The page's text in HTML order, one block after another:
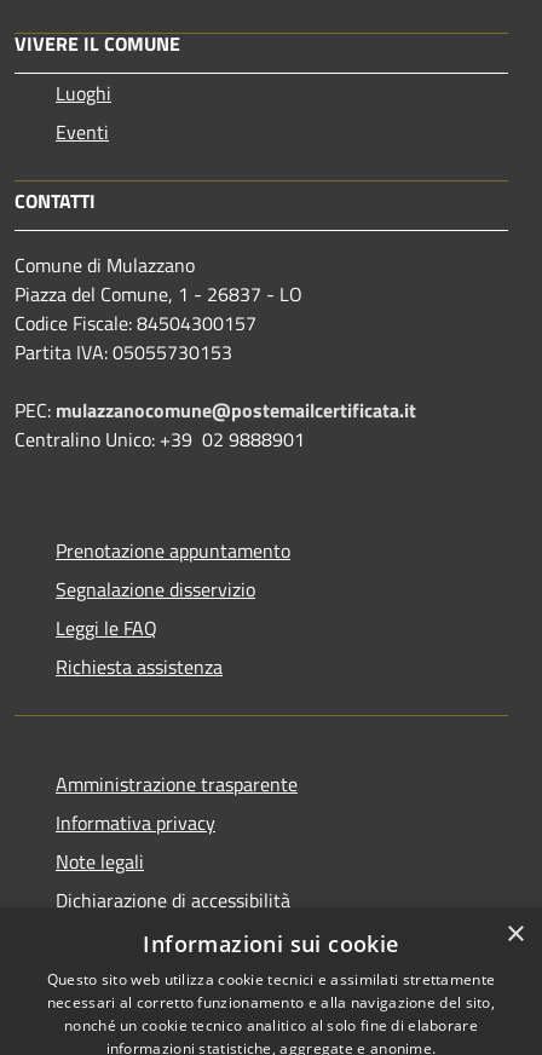
VIVERE IL COMUNE
Luoghi
Eventi
CONTATTI
Comune di Mulazzano
Piazza del Comune, 1 - 26837 - LO
Codice Fiscale: 84504300157
Partita IVA: 05055730153
PEC: mulazzanocomune@postemailcertificata.it
Centralino Unico: +39 02 9888901
Prenotazione appuntamento
Segnalazione disservizio
Leggi le FAQ
Richiesta assistenza
Amministrazione trasparente
Informativa privacy
Note legali
Dichiarazione di accessibilità
Obiettivi di accessibilità
×
Informazioni sui cookie
Questo sito web utilizza cookie tecnici e assimilati strettamente
necessari al corretto funzionamento e alla navigazione del sito,
nonché un cookie tecnico analitico al solo fine di elaborare
informazioni statistiche, aggregate e anonime.